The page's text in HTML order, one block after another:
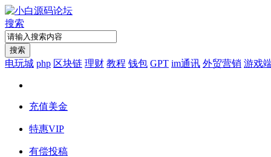
搜索
搜索
电玩城 php 区块链 理财 教程 钱包 GPT im通讯 外贸营销 游戏
充值美金
特惠VIP
有偿投稿